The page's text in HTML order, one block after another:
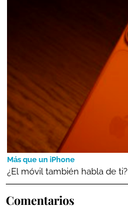
Más que un iPhone
¿El móvil también habla de ti?
Comentarios